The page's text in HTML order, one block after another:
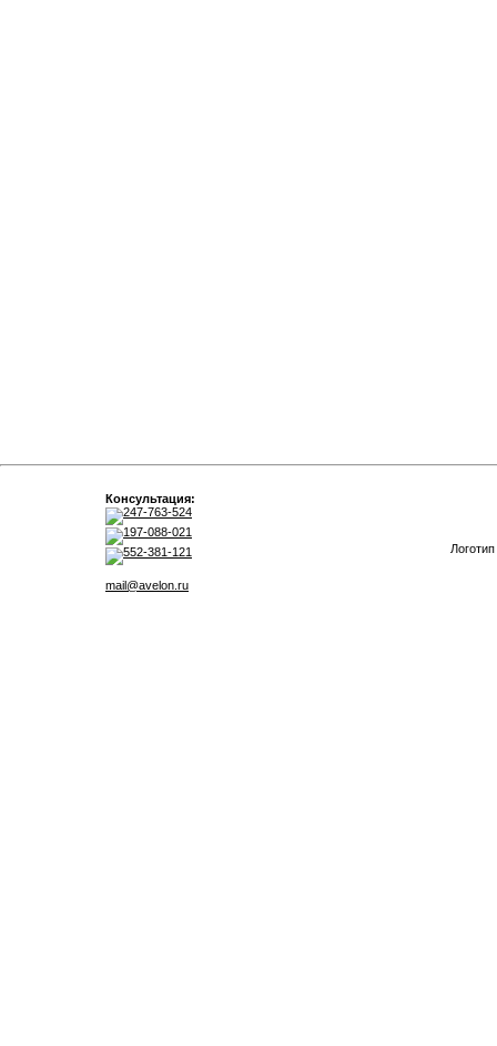
Консультация:
247-763-524
197-088-021
552-381-121
mail@avelon.ru